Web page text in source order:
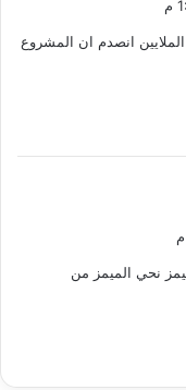
انصدم ان المشروع
نحي الميمز من